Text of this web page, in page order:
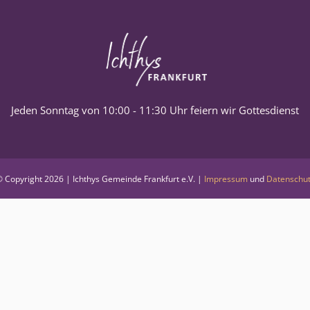
Jeden Sonntag von 10:00 - 11:30 Uhr feiern wir Gottesdienst
Copyright2026 | Ichthys Gemeinde Frankfurt e.V. | Impressum und